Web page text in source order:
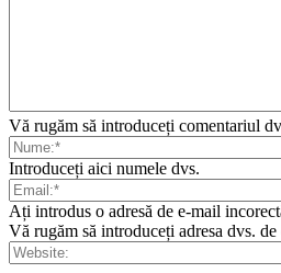
Vă rugăm să introduceți comentariul
Introduceți aici numele dvs.
Ați introdus o adresă de e-mail
Vă rugăm să introduceți adresa dvs.